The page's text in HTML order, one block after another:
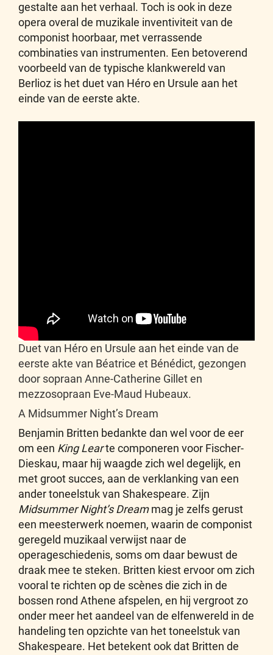
gestalte aan het verhaal. Toch is ook in deze
opera overal de muzikale inventiviteit van de
componist hoorbaar, met verrassende
combinaties van instrumenten. Een betoverend
voorbeeld van de typische klankwereld van
Berlioz is het duet van Héro en Ursule aan het
einde van de eerste akte.
Duet van Héro en Ursule aan het einde van de
eerste akte van Béatrice et Bénédict, gezongen
door sopraan Anne-Catherine Gillet en
mezzosopraan Eve-Maud Hubeaux.
A Midsummer Night’s Dream
Benjamin Britten bedankte dan wel voor de eer
om een King Learte componeren voor Fischer-
Dieskau, maar hij waagde zich wel degelijk, en
met groot succes, aan de verklanking van een
ander toneelstuk van Shakespeare. Zijn
Midsummer Night’s Dreammag je zelfs gerust
een meesterwerk noemen, waarin de componist
geregeld muzikaal verwijst naar de
operageschiedenis, soms om daar bewust de
draak mee te steken. Britten kiest ervoor om zich
vooral te richten op de scènes die zich in de
bossen rond Athene afspelen, en hij vergroot zo
onder meer het aandeel van de elfenwereld in de
handeling ten opzichte van het toneelstuk van
Shakespeare. Het betekent ook dat Britten de